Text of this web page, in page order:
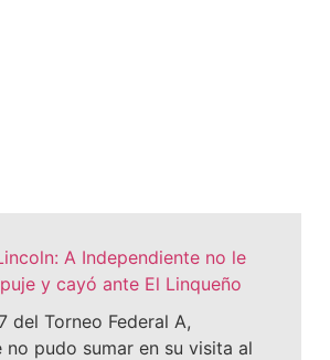
A Independiente no le
y cayó ante El Linqueño
del Torneo Federal A,
no pudo sumar en su visita al